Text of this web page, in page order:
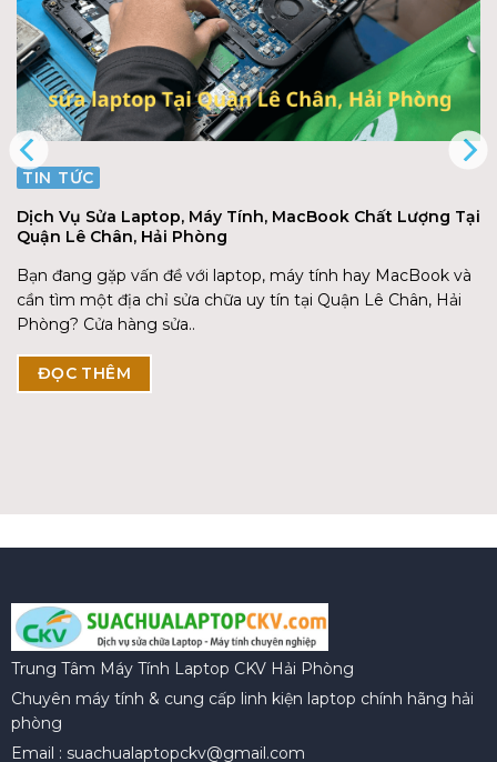
TIN TỨC
Dịch Vụ Sửa Laptop, Máy Tính, MacBook Chất Lượng Tại
Quận Lê Chân, Hải Phòng
Bạn đang gặp vấn đề với laptop, máy tính hay MacBook và
cần tìm một địa chỉ sửa chữa uy tín tại Quận Lê Chân, Hải
Phòng? Cửa hàng sửa..
ĐỌC THÊM
Trung Tâm Máy Tính Laptop CKV Hải Phòng
Chuyên máy tính & cung cấp linh kiện laptop chính hãng hải
phòng
Email : suachualaptopckv@gmail.com